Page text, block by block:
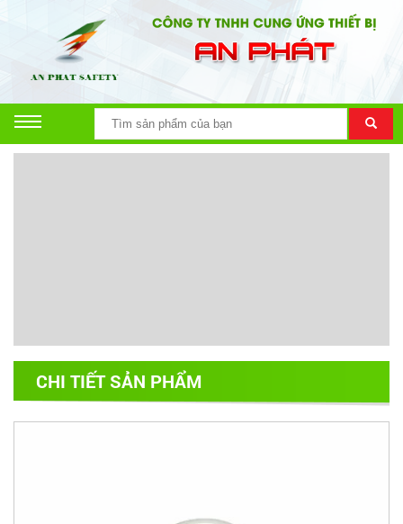
CHI TIẾT SẢN PHẨM